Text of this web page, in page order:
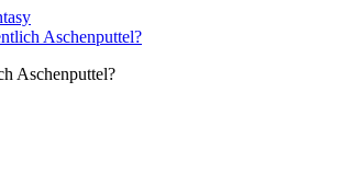
Aschenputtel?